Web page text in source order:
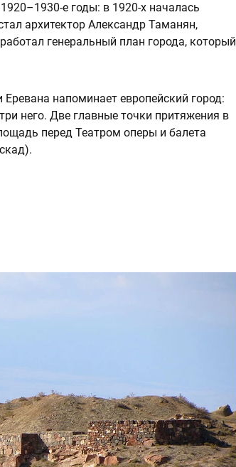
е годы: в 1920-х началась
архитектор Александр Таманян,
генеральный план города, который
напоминает европейский город:
него. Две главные точки притяжения в
перед Театром оперы и балета